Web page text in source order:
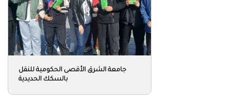
جامعة الشرق الأقصى الحكومية للنقل
بالسكك الحديدية